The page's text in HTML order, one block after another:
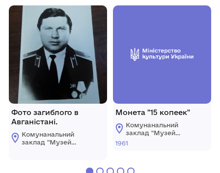
Козятинської міської
ради
Фото загиблого в
Авганістані.
Комунанальний
заклад "Музей
Козятинської міської
Монета "15 копеек"
Комунанальний
заклад "Музей
історії міста
1961